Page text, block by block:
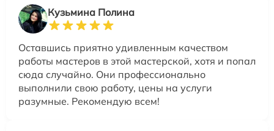
Кузьмина Полина
Оставшись приятно удивленным качеством
работы мастеров в этой мастерской, хотя и попал
сюда случайно. Они профессионально
выполнили свою работу, цены на услуги
разумные. Рекомендую всем!